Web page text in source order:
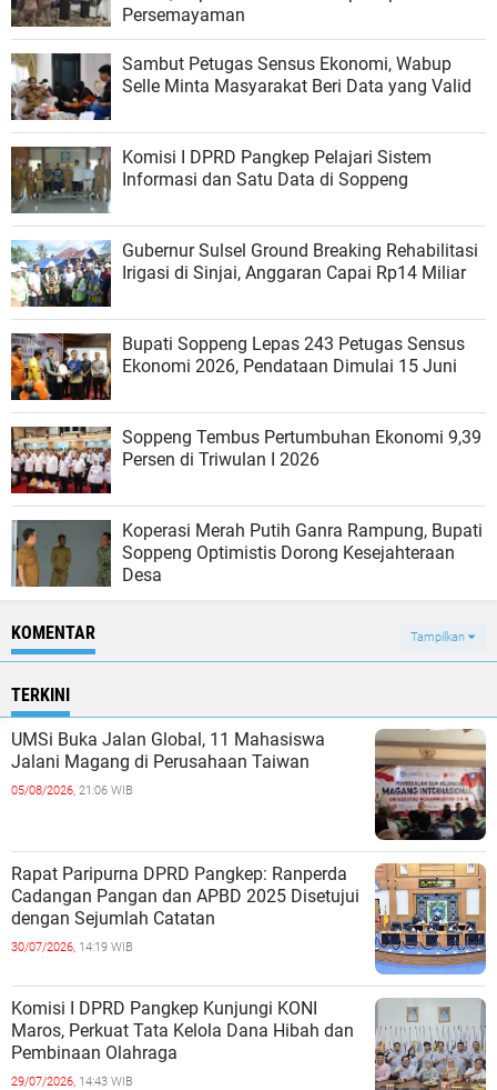
Persemayaman
Sambut Petugas Sensus Ekonomi, Wabup
Selle Minta Masyarakat Beri Data yang Valid
Komisi I DPRD Pangkep Pelajari Sistem
Informasi dan Satu Data di Soppeng
Gubernur Sulsel Ground Breaking Rehabilitasi
Irigasi di Sinjai, Anggaran Capai Rp14 Miliar
Bupati Soppeng Lepas 243 Petugas Sensus
Ekonomi 2026, Pendataan Dimulai 15 Juni
Soppeng Tembus Pertumbuhan Ekonomi 9,39
Persen di Triwulan I 2026
Koperasi Merah Putih Ganra Rampung, Bupati
Soppeng Optimistis Dorong Kesejahteraan
Desa
KOMENTAR Tampilkan
TERKINI
UMSi Buka Jalan Global, 11 Mahasiswa
Jalani Magang di Perusahaan Taiwan
05/08/2026, 21:06 WIB
Rapat Paripurna DPRD Pangkep: Ranperda
Cadangan Pangan dan APBD 2025 Disetujui
dengan Sejumlah Catatan
30/07/2026, 14:19 WIB
Komisi I DPRD Pangkep Kunjungi KONI
Maros, Perkuat Tata Kelola Dana Hibah dan
Pembinaan Olahraga
29/07/2026, 14:43 WIB